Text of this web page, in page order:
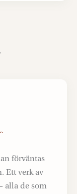
förväntas
Ett verk av
alla de som